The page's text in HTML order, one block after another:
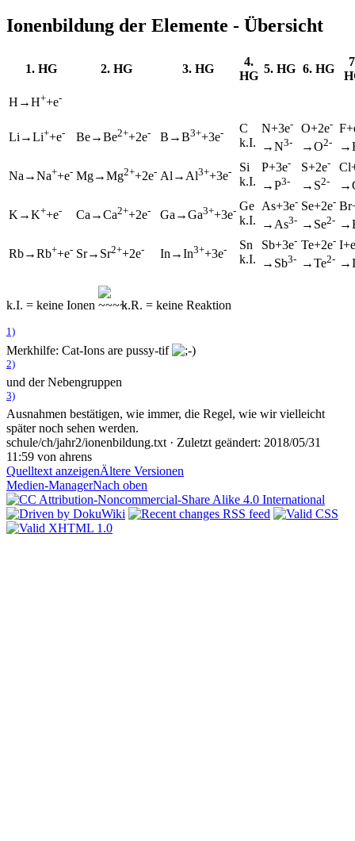
Ionenbildung der Elemente - Übersicht
1. HG 2. HG 3. HG
4.
HG
5. HG 6. HG
H→H++e-
Li→Li++e- Be→Be2++2e- B→B3++3e-
C
k.I.
N+3e-
→N3-
O+2e-
→O2-
Na→Na++e- Mg→Mg2++2e- Al→Al3++3e-
Si
k.I.
P+3e-
→P3-
S+2e-
→S2-
K→K++e- Ca→Ca2++2e- Ga→Ga3++3e- Ge
k.I.
As+3e-
→As3-
Se+2e-
→Se2-
Rb→Rb++e- Sr→Sr2++2e- In→In3++3e-
Sn
k.I.
Sb+3e-
→Sb3-
Te+2e-
→Te2-
I+e
→I
k.I. = keine Ionen k.R. = keine Reaktion
1)
Merkhilfe: Cat-Ions are pussy-tif
2)
und der Nebengruppen
3)
Ausnahmen bestätigen, wie immer, die Regel, wie wir vielleicht
später noch sehen werden.
schule/ch/jahr2/ionenbildung.txt · Zuletzt geändert: 2018/05/31
11:59 von ahrens
Quelltext anzeigenÄltere Versionen
Medien-ManagerNach oben